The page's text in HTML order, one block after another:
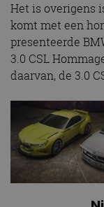
Het is overigens
komt met een
presenteerde
3.0 CSL
daarvan, de 3.0